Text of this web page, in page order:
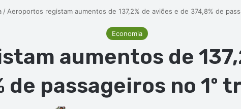
/Aeroportos registam aumentos de 137,2% de aviões e de 374,8% de
Economia
aumentos de
de passageiros no 1º